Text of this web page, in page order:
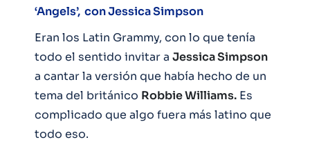
‘Angels’, con Jessica Simpson
Eran los Latin Grammy, con lo que tenía
todo el sentido invitar a Jessica Simpson
a cantar la versión que había hecho de un
tema del británico Robbie Williams. Es
complicado que algo fuera más latino que
todo eso.